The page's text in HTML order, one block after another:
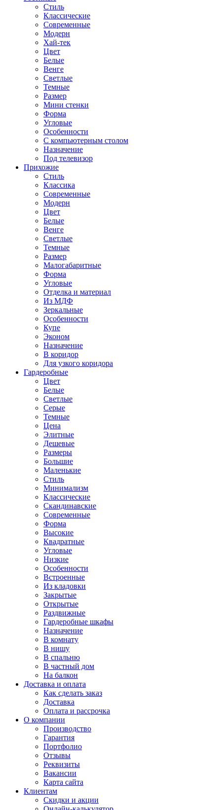
Стиль
Классические
Современные
Модерн
Хай-тек
Цвет
Белые
Венге
Светлые
Темные
Размер
Мини стенки
Форма
Угловые
Особенности
С компьютерным столом
Назначение
Под телевизор
Прихожие
Стиль
Классика
Современные
Модерн
Цвет
Белые
Венге
Светлые
Темные
Размер
Малогабаритные
Форма
Угловые
Отделка и материал
Из МДФ
Зеркальные
Особенности
Купе
Эконом
Назначение
В коридор
Для узкого коридора
Гардеробные
Цвет
Белые
Светлые
Серые
Темные
Цена
Элитные
Дешевые
Размеры
Большие
Маленькие
Стиль
Минимализм
Классические
Скандинавские
Современные
Форма
Высокие
Квадратные
Угловые
Низкие
Особенности
Встроенные
Из кладовки
Закрытые
Открытые
Раздвижные
Гардеробные шкафы
Назначение
В комнату
В нишу
В спальню
В частный дом
На балкон
Доставка и оплата
Как сделать заказ
Доставка
Оплата и рассрочка
О компании
Производство
Гарантия
Портфолио
Отзывы
Реквизиты
Вакансии
Карта сайта
Клиентам
Скидки и акции